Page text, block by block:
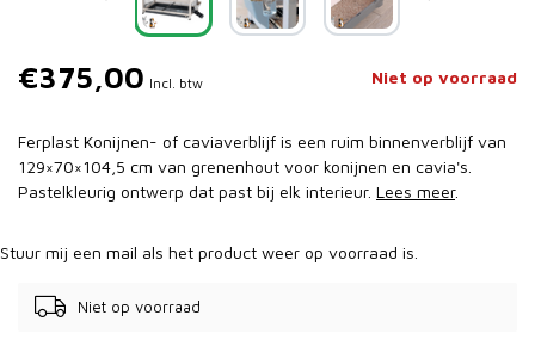
€375,00 Incl. btw Niet op voorraad
Ferplast Konijnen- of caviaverblijf is een ruim binnenverblijf van
129×70×104,5 cm van grenenhout voor konijnen en cavia's.
Pastelkleurig ontwerp dat past bij elk interieur. Lees meer.
Stuur mij een mail als het product weer op voorraad is.
Niet op voorraad